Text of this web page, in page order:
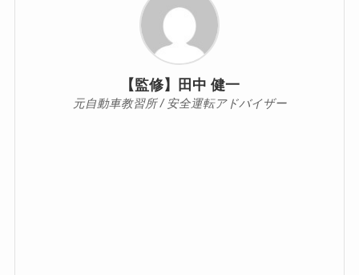
【監修】田中 健一
元自動車教習所 / 安全運転アドバイザー